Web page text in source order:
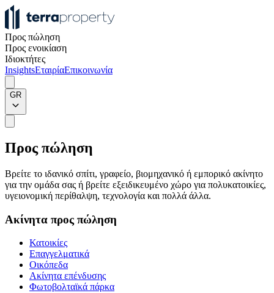
Προς πώληση
Προς ενοικίαση
Ιδιοκτήτες
InsightsΕταιρίαΕπικοινωνία
GR
Προς πώληση
Βρείτε το ιδανικό σπίτι, γραφείο, βιομηχανικό ή εμπορικό ακίνητο
για την ομάδα σας ή βρείτε εξειδικευμένο χώρο για πολυκατοικίες,
υγειονομική περίθαλψη, τεχνολογία και πολλά άλλα.
Ακίνητα προς πώληση
Κατοικίες
Επαγγελματικά
Οικόπεδα
Ακίνητα επένδυσης
Φωτοβολταϊκά πάρκα